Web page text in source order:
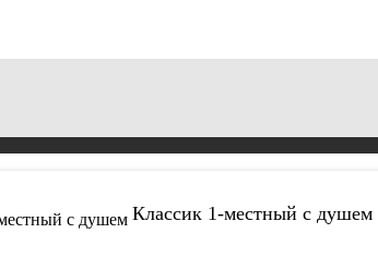
Классик 1-местный с душем